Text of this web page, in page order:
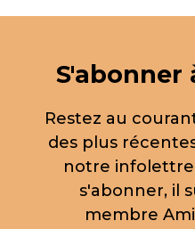
Restez au
des plus
notre
s'abonner, il
membre